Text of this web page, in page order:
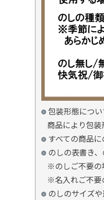
包装形態につ
商品により包装
すべての商品
のしの表書き
※のしご不要の
※名入れご不要
のしのサイズ